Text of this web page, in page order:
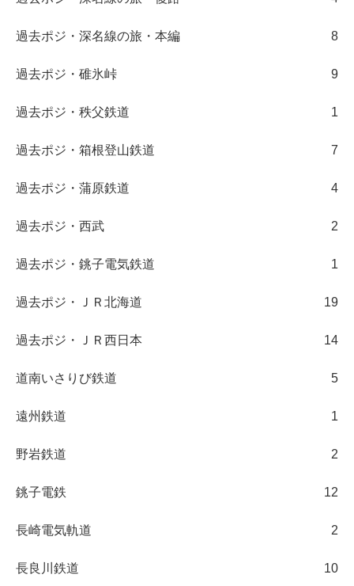
過去ポジ・深名線の旅・本編 8
過去ポジ・碓氷峠 9
過去ポジ・秩父鉄道 1
過去ポジ・箱根登山鉄道 7
過去ポジ・蒲原鉄道 4
過去ポジ・西武 2
過去ポジ・銚子電気鉄道 1
過去ポジ・ＪＲ北海道 19
過去ポジ・ＪＲ西日本 14
道南いさりび鉄道 5
遠州鉄道 1
野岩鉄道 2
銚子電鉄 12
長崎電気軌道 2
長良川鉄道 10